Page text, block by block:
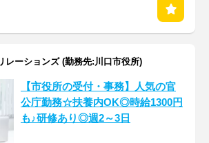
レーションズ (勤務先:川口市役所)
【市役所の受付・事務】人気の官
公庁勤務☆扶養内OK◎時給1300円
も♪研修あり◎週2～3日